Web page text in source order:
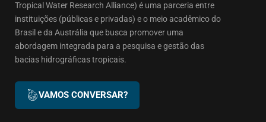
Tropical Water Research Alliance) é uma parceria entre
instituições (públicas e privadas) e o meio acadêmico do
Brasil e da Austrália que busca promover uma
abordagem integrada para a pesquisa e gestão das
bacias hidrográficas tropicais.
VAMOS CONVERSAR?